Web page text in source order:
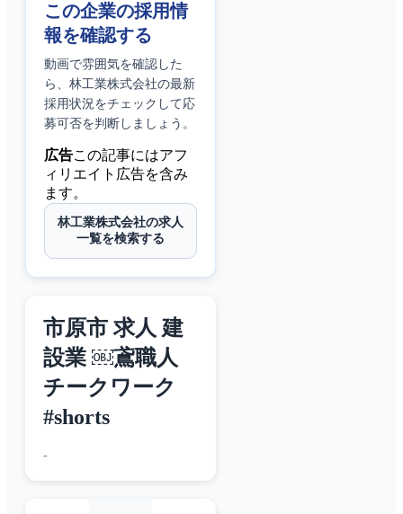
この企業の採用情
報を確認する
動画で雰囲気を確認した
ら、 林工業株式会社の最新
採用状況をチェックして応
募可否を判断しましょう。
広告この記事にはアフ
ィリエイト広告を含み
ます。
林工業株式会社の求人
一覧を検索する
市原市 求人 建
設業 ￼鳶職人
チークワーク
#shorts
-